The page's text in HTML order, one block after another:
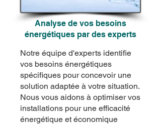
Analyse de vos besoins
énergétiques par des experts
Notre équipe d'experts identifie
vos besoins énergétiques
spécifiques pour concevoir une
solution adaptée à votre situation.
Nous vous aidons à optimiser vos
installations pour une efficacité
énergétique et économique